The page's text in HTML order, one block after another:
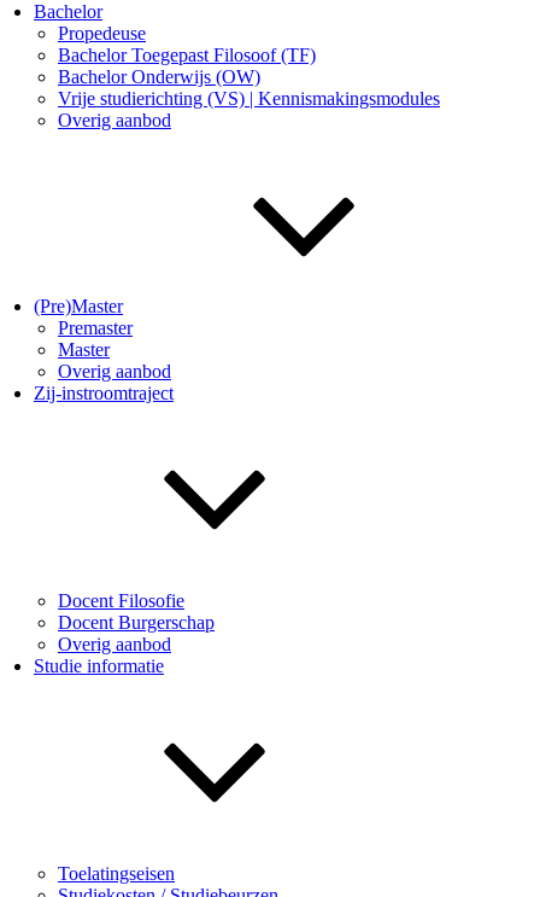
Bachelor
Propedeuse
Bachelor Toegepast Filosoof (TF)
Bachelor Onderwijs (OW)
Vrije studierichting (VS) | Kennismakingsmodules
Overig aanbod
(Pre)Master
Premaster
Master
Overig aanbod
Zij-instroomtraject
Docent Filosofie
Docent Burgerschap
Overig aanbod
Studie informatie
Toelatingseisen